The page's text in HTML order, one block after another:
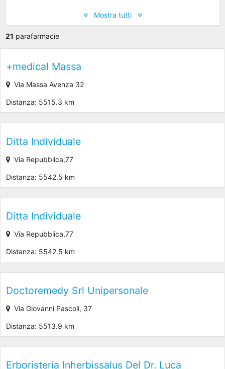
Mostra tutti
21 parafarmacie
+medical Massa
Via Massa Avenza 32
Distanza: 5515.3 km
Ditta Individuale
Via Repubblica,77
Distanza: 5542.5 km
Ditta Individuale
Via Repubblica,77
Distanza: 5542.5 km
Doctoremedy Srl Unipersonale
Via Giovanni Pascoli, 37
Distanza: 5513.9 km
Erboristeria Inherbissalus Del Dr. Luca